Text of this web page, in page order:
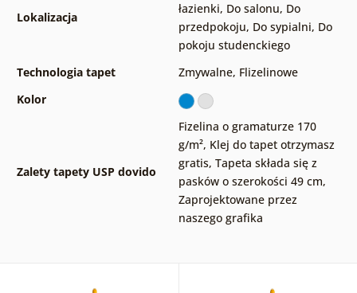
Lokalizacja
łazienki, Do salonu, Do
przedpokoju, Do sypialni, Do
pokoju studenckiego
Technologia tapet
Zmywalne, Flizelinowe
Kolor
Zalety tapety USP dovido
Fizelina o gramaturze 170
g/m², Klej do tapet otrzymasz
gratis, Tapeta składa się z
pasków o szerokości 49 cm,
Zaprojektowane przez
naszego grafika